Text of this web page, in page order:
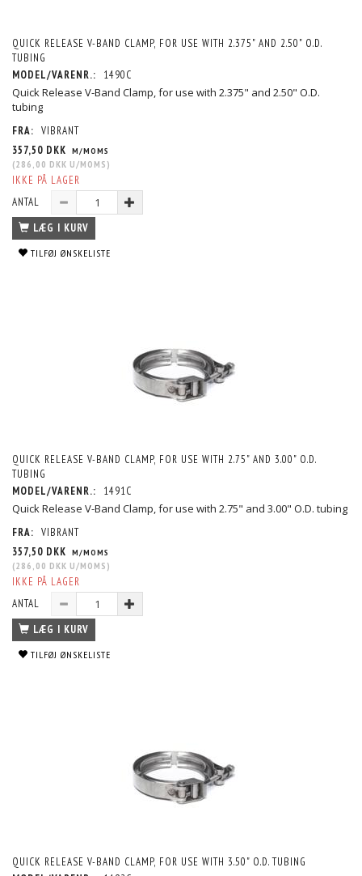
QUICK RELEASE V-BAND CLAMP, FOR USE WITH 2.375" AND 2.50" O.D.
TUBING
MODEL/VARENR.:
1490C
Quick Release V-Band Clamp, for use with 2.375" and 2.50" O.D.
tubing
FRA: VIBRANT
357,50 DKK M/MOMS
(286,00 DKK U/MOMS )
IKKE PÅ LAGER
ANTAL
LÆG I KURV
TILFØJ ØNSKELISTE
QUICK RELEASE V-BAND CLAMP, FOR USE WITH 2.75" AND 3.00" O.D.
TUBING
MODEL/VARENR.:
1491C
Quick Release V-Band Clamp, for use with 2.75" and 3.00" O.D. tubing
FRA: VIBRANT
357,50 DKK M/MOMS
(286,00 DKK U/MOMS )
IKKE PÅ LAGER
ANTAL
LÆG I KURV
TILFØJ ØNSKELISTE
QUICK RELEASE V-BAND CLAMP, FOR USE WITH 3.50" O.D. TUBING